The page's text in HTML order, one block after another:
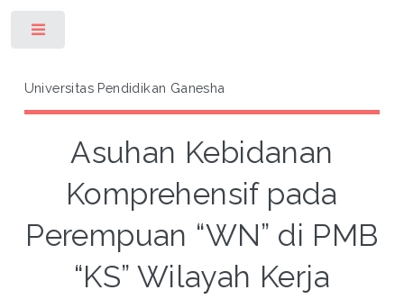
Universitas Pendidikan Ganesha
Asuhan Kebidanan
Komprehensif pada
Perempuan “WN” di PMB
“KS” Wilayah Kerja